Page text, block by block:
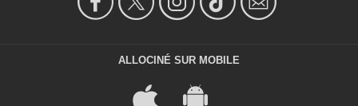
ALLOCINÉ SUR MOBILE